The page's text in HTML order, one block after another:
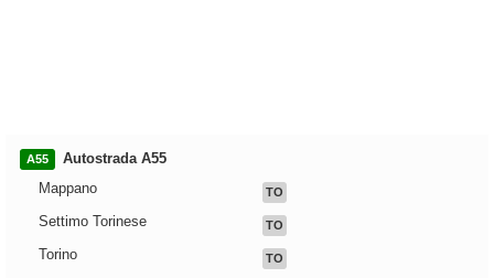
A55
Autostrada A55
Mappano
TO
Settimo Torinese TO
Torino TO